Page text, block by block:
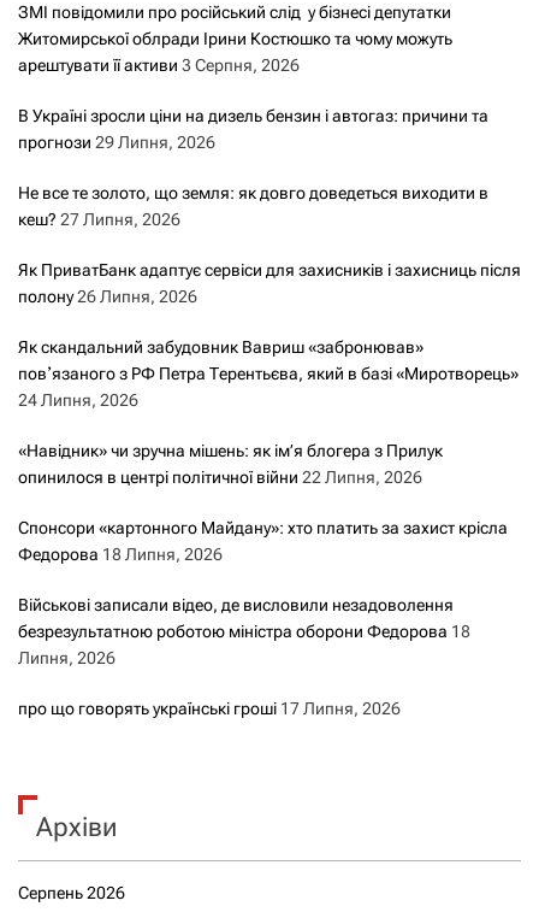
ЗМІ повідомили про російський слід у бізнесі депутатки
Житомирської облради Ірини Костюшко та чому можуть
арештувати її активи 3 Серпня, 2026
В Україні зросли ціни на дизель бензин і автогаз: причини та
прогнози 29 Липня, 2026
Не все те золото, що земля: як довго доведеться виходити в
кеш? 27 Липня, 2026
Як ПриватБанк адаптує сервіси для захисників і захисниць після
полону26 Липня, 2026
Як скандальний забудовник Вавриш «забронював»
повʼязаного з РФ Петра Терентьєва, який в базі «Миротворець»
24 Липня, 2026
«Навідник» чи зручна мішень: як ім’я блогера з Прилук
опинилося в центрі політичної війни 22 Липня, 2026
Спонсори «картонного Майдану»: хто платить за захист крісла
Федорова 18 Липня, 2026
Військові записали відео, де висловили незадоволення
безрезультатною роботою міністра оборони Федорова 18
Липня, 2026
про що говорять українські гроші 17 Липня, 2026
Архіви
Серпень 2026